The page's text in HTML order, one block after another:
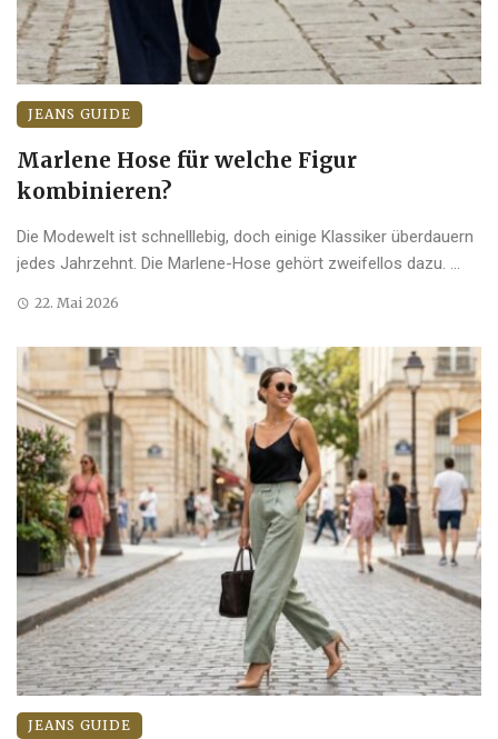
JEANS GUIDE
Marlene Hose für welche Figur
kombinieren?
Die Modewelt ist schnelllebig, doch einige Klassiker überdauern
jedes Jahrzehnt. Die Marlene-Hose gehört zweifellos dazu. ...
22. Mai 2026
JEANS GUIDE